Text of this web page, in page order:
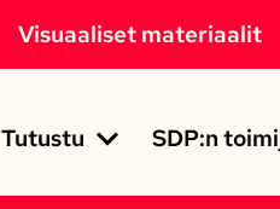
Tutustu SDP:n
Visuaaliset materiaalit